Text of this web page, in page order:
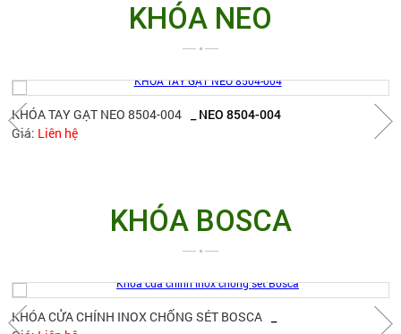
KHÓA NEO
KHÓA TAY GẠT NEO 8504-004
_ NEO 8504-004
Giá: Liên hệ
KHÓA BOSCA
KHÓA CỬA CHÍNH INOX CHỐNG SÉT BOSCA